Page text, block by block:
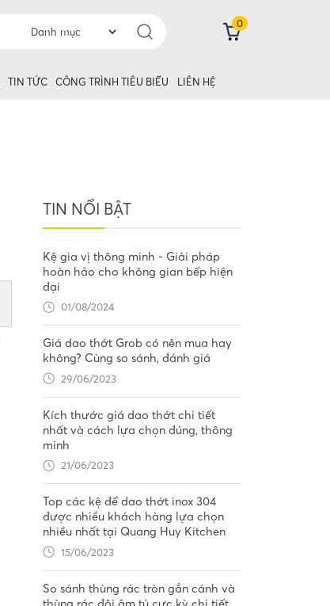
0
TIN TỨC CÔNG TRÌNH TIÊU BIỂU LIÊN HỆ
TIN NỔI BẬT
Kệ gia vị thông minh - Giải pháp
hoàn hảo cho không gian bếp hiện
đại
01/08/2024
Giá dao thớt Grob có nên mua hay
không? Cùng so sánh, đánh giá
29/06/2023
Kích thước giá dao thớt chi tiết
nhất và cách lựa chọn đúng, thông
minh
21/06/2023
Top các kệ để dao thớt inox 304
được nhiều khách hàng lựa chọn
nhiều nhất tại Quang Huy Kitchen
15/06/2023
So sánh thùng rác tròn gắn cánh và